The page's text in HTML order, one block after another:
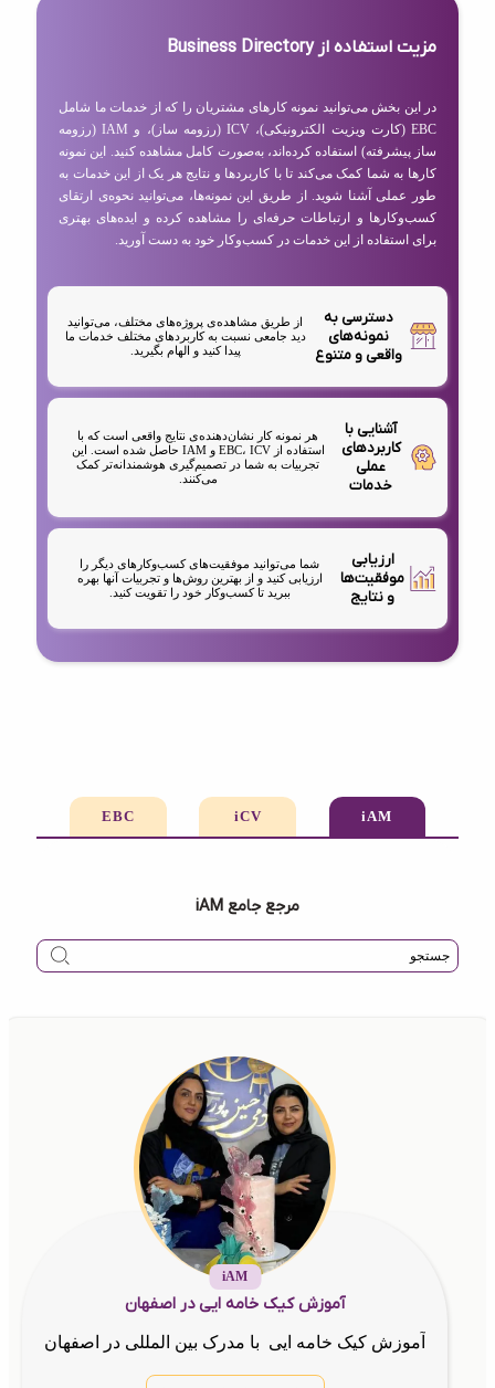
مزیت استفاده از Business Directory
در این بخش می‌توانید نمونه کارهای مشتریان را که از خدمات ما شامل
EBC (کارت ویزیت الکترونیکی)، ICV (رزومه ساز)، و IAM (رزومه
ساز پیشرفته) استفاده کرده‌اند، به‌صورت کامل مشاهده کنید. این نمونه
کارها به شما کمک می‌کند تا با کاربردها و نتایج هر یک از این خدمات به
طور عملی آشنا شوید. از طریق این نمونه‌ها، می‌توانید نحوه‌ی ارتقای
کسب‌وکارها و ارتباطات حرفه‌ای را مشاهده کرده و ایده‌های بهتری
برای استفاده از این خدمات در کسب‌وکار خود به دست آورید.
دسترسی به
نمونه‌های
واقعی و متنوع
از طریق مشاهده‌ی پروژه‌های مختلف، می‌توانید
دید جامعی نسبت به کاربردهای مختلف خدمات ما
پیدا کنید و الهام بگیرید.
آشنایی با
کاربردهای
عملی
خدمات
هر نمونه کار نشان‌دهنده‌ی نتایج واقعی است که با
استفاده از EBC، ICV و IAM حاصل شده است. این
تجربیات به شما در تصمیم‌گیری هوشمندانه‌تر کمک
می‌کنند.
ارزیابی
موفقیت‌ها
و نتایج
شما می‌توانید موفقیت‌های کسب‌وکارهای دیگر را
ارزیابی کنید و از بهترین روش‌ها و تجربیات آنها بهره
ببرید تا کسب‌وکار خود را تقویت کنید.
iAM
iCV
EBC
مرجع جامع iAM
iAM
آموزش کیک خامه ایی در اصفهان
آموزش کیک خامه ایی با مدرک بین المللی در اصفهان